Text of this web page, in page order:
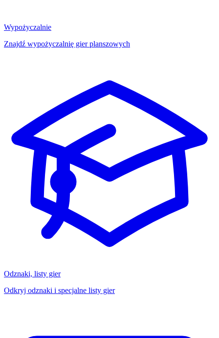
Wypożyczalnie
Znajdź wypożyczalnię gier planszowych
Odznaki, listy gier
Odkryj odznaki i specjalne listy gier